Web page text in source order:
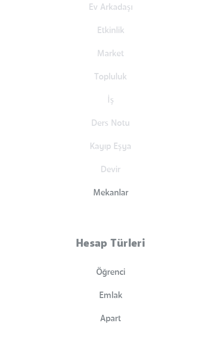
Ev Arkadaşı
Etkinlik
Market
Topluluk
İş
Ders Notu
Kayıp Eşya
Devir
Mekanlar
Hesap Türleri
Öğrenci
Emlak
Apart